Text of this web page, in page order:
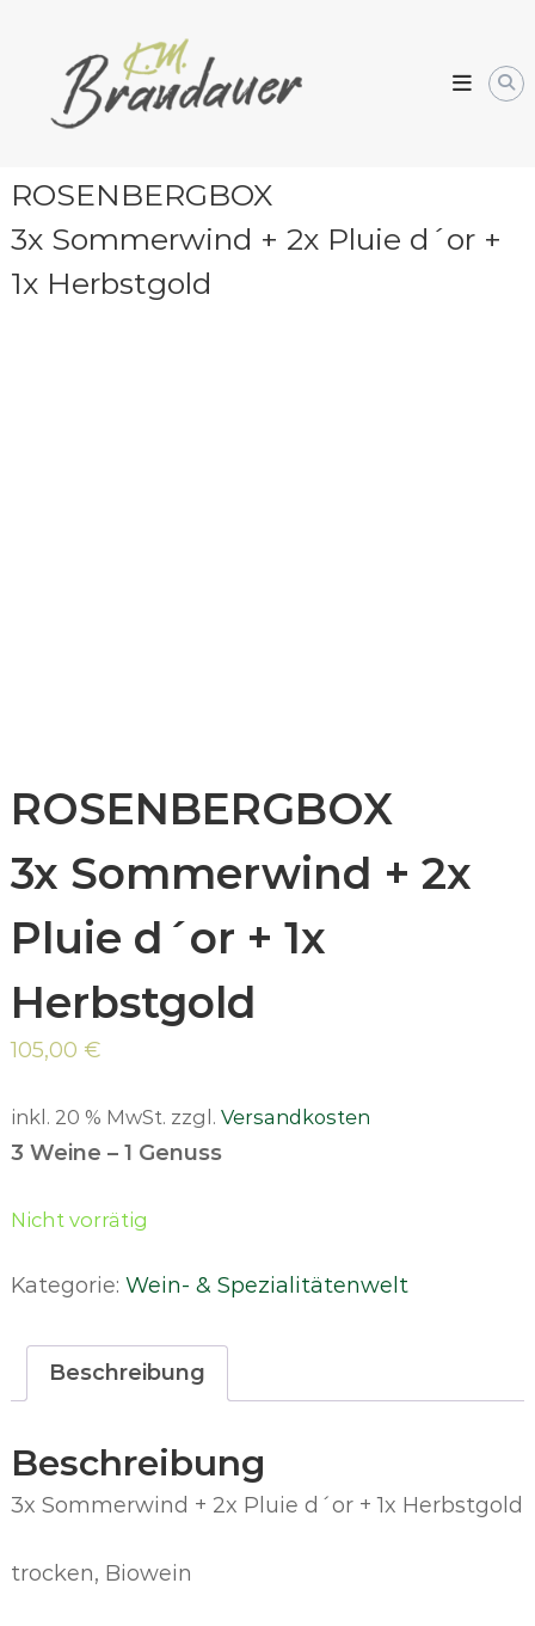
content
Kornelia
Brandauer
ROSENBERGBOX
3x Sommerwind + 2x Pluie d´or +
1x Herbstgold
ROSENBERGBOX
3x Sommerwind + 2x
Pluie d´or + 1x
Herbstgold
105,00 €
inkl. 20 % MwSt. zzgl. Versandkosten
3 Weine – 1 Genuss
Nicht vorrätig
Kategorie: Wein- & Spezialitätenwelt
Beschreibung
Beschreibung
3x Sommerwind + 2x Pluie d´or + 1x Herbstgold
trocken, Biowein